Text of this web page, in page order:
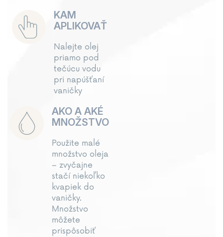
KAM
APLIKOVAŤ
Nalejte olej
priamo pod
tečúcu vodu
pri napúšťaní
vaničky
AKO A AKÉ
MNOŽSTVO
Použite malé
množstvo oleja
– zvyčajne
stačí niekoľko
kvapiek do
vaničky.
Množstvo
môžete
prispôsobiť